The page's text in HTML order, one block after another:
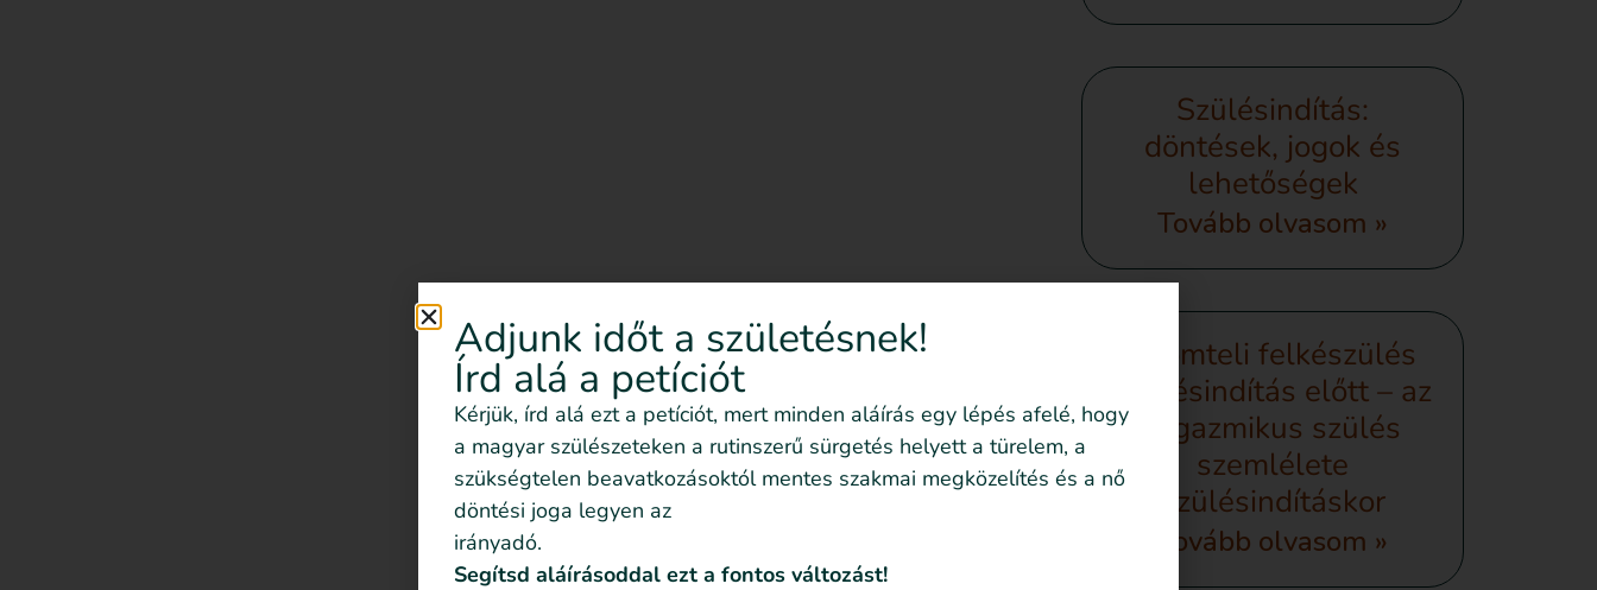
Szülésindítás:
döntések, jogok és
lehetőségek
Tovább olvasom »
Örömteli felkészülés
szülésindítás előtt – az
orgazmikus szülés
szemlélete
szülésindításkor
Tovább olvasom »
Adjunk időt a születésnek!
Írd alá a petíciót
Kérjük, írd alá ezt a petíciót, mert minden aláírás egy lépés afelé, hogy
a magyar szülészeteken a rutinszerű sürgetés helyett a türelem, a
szükségtelen beavatkozásoktól mentes szakmai megközelítés és a nő
döntési joga legyen az
irányadó.
Segítsd aláírásoddal ezt a fontos változást!